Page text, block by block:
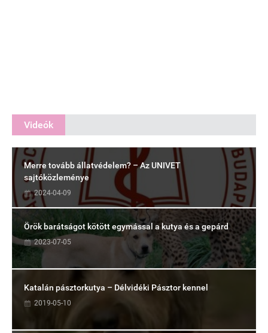
Videók
Merre tovább állatvédelem? – Az UNIVET
sajtóközleménye
2024-04-09
Örök barátságot kötött egymással a kutya és a gepárd
2023-07-05
Katalán pásztorkutya – Délvidéki Pásztor kennel
2019-05-10